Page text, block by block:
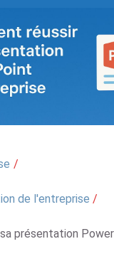
/
de l'entreprise /
présentation